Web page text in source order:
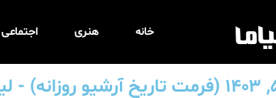
خانه هنری اجتماعی